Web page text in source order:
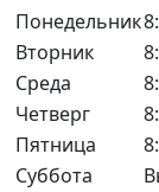
Понедельник
Вторник
Среда
Четверг
Пятница
Суббота